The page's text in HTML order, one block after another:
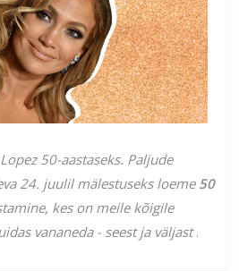
50-aastaseks. Paljude
24. juulil mälestuseks loeme 50
kes on meile kõigile
vananeda - seest ja väljast.